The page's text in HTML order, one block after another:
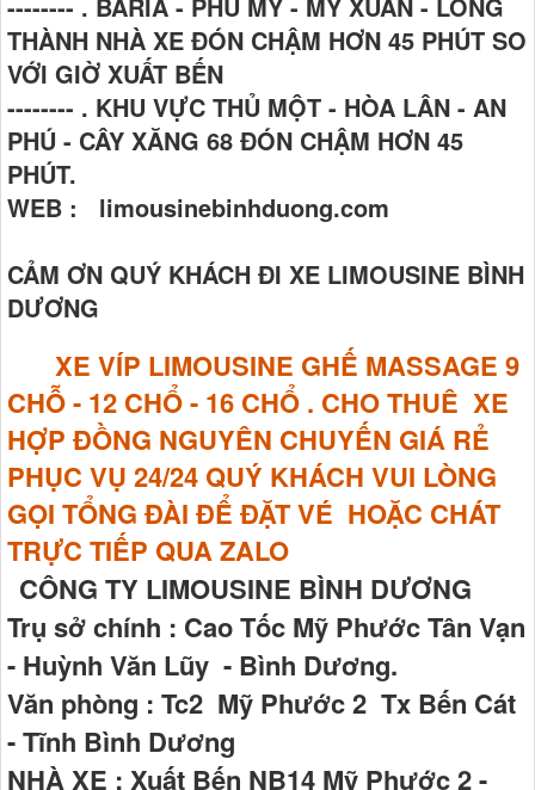
THÀNH NHÀ XE ĐÓN CHẬM HƠN 45 PHÚT SO
VỚI GIỜ XUẤT BẾN
-------- . KHU VỰC THỦ MỘT - HÒA LÂN - AN
PHÚ - CÂY XĂNG 68 ĐÓN CHẬM HƠN 45
PHÚT.
WEB : limousinebinhduong.com
CẢM ƠN QUÝ KHÁCH ĐI XE LIMOUSINE BÌNH
DƯƠNG
XE VÍP LIMOUSINE GHẾ MASSAGE 9
CHỖ - 12 CHỔ - 16 CHỔ . CHO THUÊ XE
HỢP ĐỒNG NGUYÊN CHUYẾN GIÁ RẺ
PHỤC VỤ 24/24 QUÝ KHÁCH VUI LÒNG
GỌI TỔNG ĐÀI ĐỂ ĐẶT VÉ HOẶC CHÁT
TRỰC TIẾP QUA ZALO
CÔNG TY LIMOUSINE BÌNH DƯƠNG
Trụ sở chính : Cao Tốc Mỹ Phước Tân Vạn
- Huỳnh Văn Lũy - Bình Dương.
Văn phòng : Tc2 Mỹ Phước 2 Tx Bến Cát
- Tĩnh Bình Dương
NHÀ XE : Xuất Bến NB14 Mỹ Phước 2 -